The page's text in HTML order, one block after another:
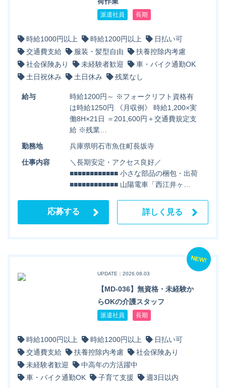
派遣社員 長期
時給1000円以上 時給1200円以上
日払い可
交通費支給
服装・髪型自由
扶養控除内考慮
社会保険あり
未経験者歓迎
車・バイク通勤OK
土日祝休み
土日休み 残業なし
給与
時給1200円～ ※フォークリフト資格有
は時給1250円 《月収例》 時給1,200×実
働8H×21日 ＝201,600円＋交通費規定支
給 ※残業…
勤務地
兵庫県明石市魚住町長坂寺
仕事内容
＼長期安定・アクセス良好／
■■■■■■■■■■■■ 小さな部品の梱包・出荷
■■■■■■■■■■■■ 山陽電車「西江井ヶ…
応募する 詳しく見る
NEW!
UPDATE：2026.08.03
【MD-036】無資格・未経験か
らOKの介護スタッフ
派遣社員 長期
時給1000円以上 時給1200円以上
日払い可
交通費支給
扶養控除内考慮
社会保険あり
未経験者歓迎
中高年の方活躍中
車・バイク通勤OK
子育て支援 週3日以内